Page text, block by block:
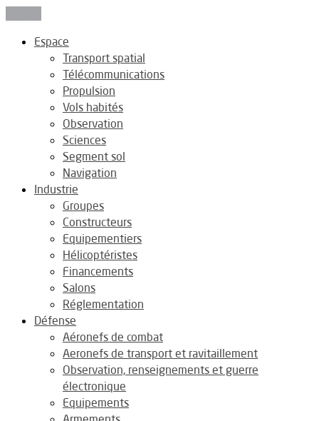
Espace
Transport spatial
Télécommunications
Propulsion
Vols habités
Observation
Sciences
Segment sol
Navigation
Industrie
Groupes
Constructeurs
Equipementiers
Hélicoptéristes
Financements
Salons
Réglementation
Défense
Aéronefs de combat
Aeronefs de transport et ravitaillement
Observation, renseignements et guerre
électronique
Equipements